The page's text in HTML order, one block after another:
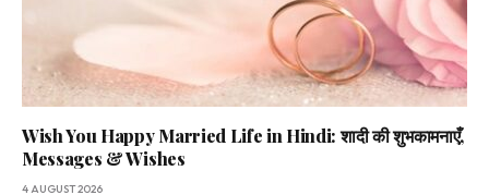
Wish You Happy Married Life in Hindi: शादी की शुभकामनाएँ,
Messages & Wishes
4 AUGUST 2026